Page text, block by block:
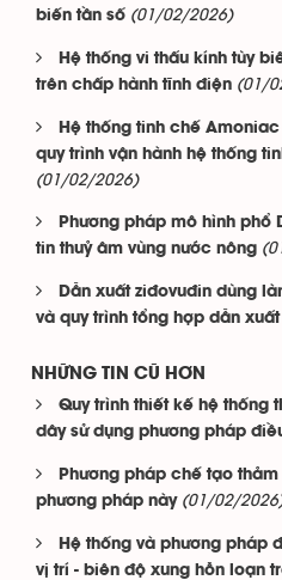
biến tần số (01/02/2026)
Hệ thống vi thấu kính tùy
trên chấp hành tĩnh điện (01/
Hệ thống tinh chế
quy trình vận hành hệ thống
(01/02/2026)
Phương pháp mô hình phổ
tin thuỷ âm vùng nước nông
Dẫn xuất ziđovuđin dùng
và quy trình tổng hợp dẫn xuất
NHỮNG TIN CŨ HƠN
Quy trình thiết kế hệ thống
dây sử dụng phương pháp
Phương pháp chế tạo
phương pháp này (01/02/
Hệ thống và phương pháp
vị trí - biên độ xung hỗn loạn